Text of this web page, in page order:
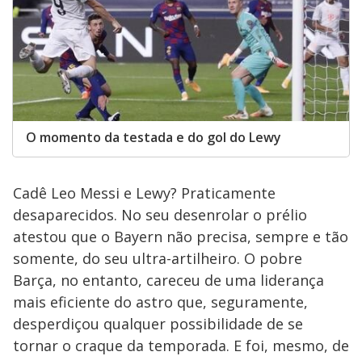
O momento da testada e do gol do Lewy
Cadê Leo Messi e Lewy? Praticamente
desaparecidos. No seu desenrolar o prélio
atestou que o Bayern não precisa, sempre e tão
somente, do seu ultra-artilheiro. O pobre
Barça, no entanto, careceu de uma liderança
mais eficiente do astro que, seguramente,
desperdiçou qualquer possibilidade de se
tornar o craque da temporada. E foi, mesmo, de